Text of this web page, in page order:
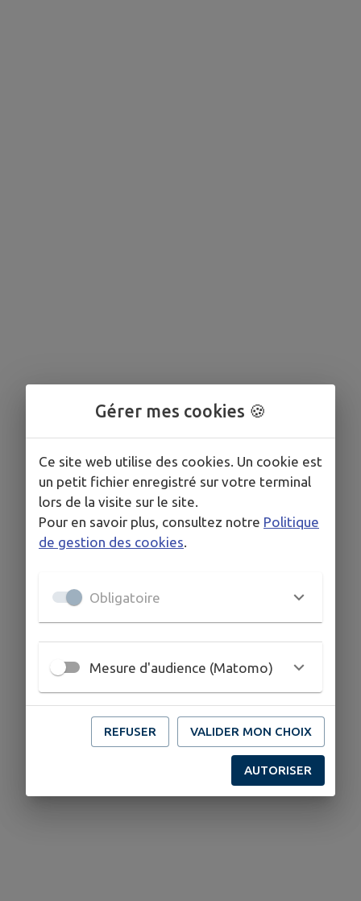
Gérer mes cookies 🍪
Ce site web utilise des cookies. Un cookie est
un petit fichier enregistré sur votre terminal
lors de la visite sur le site.
Pour en savoir plus, consultez notre Politique
de gestion des cookies.
Obligatoire
Mesure d'audience (Matomo)
REFUSER VALIDER MON CHOIX
AUTORISER